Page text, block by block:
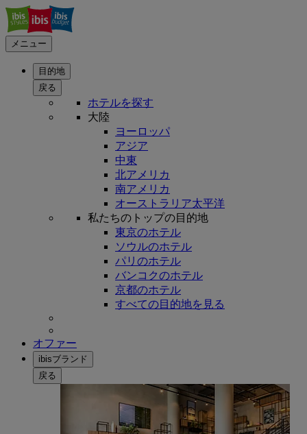
メニュー
目的地
戻る
ホテルを探す
大陸
ヨーロッパ
アジア
中東
北アメリカ
南アメリカ
オーストラリア太平洋
私たちのトップの目的地
東京のホテル
ソウルのホテル
パリのホテル
バンコクのホテル
京都のホテル
すべての目的地を見る
オファー
ibisブランド
戻る